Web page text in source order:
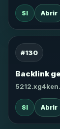
SI Abrir
#130
Backlink
SI Abrir